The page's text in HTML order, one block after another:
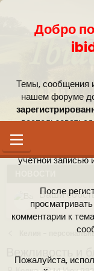
Добро
Темы, сообщения
нашем форуме
которые
необходимо
учётной записью
После
комментарии к
Пожалуйста,
Иконки
Ваши
Аналитика
Новая
Келия -
Вежливость и